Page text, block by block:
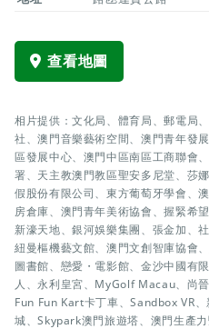
查看地圖
相片提供：文化局、體育局、郵電局
社、澳門音樂藝術空間、澳門青年發
區發展中心、澳門中區南區工商聯會
署、天主教澳門教區聖安多尼堂、莎
假股份有限公司、東方葡萄牙學會、
房倉庫、澳門青年美術協會、握緊希
新濠天地、銀河娛樂集團、張金加、
紐曼樞機藝文館、澳門文創智庫協會
圖書館、戀愛・電影館、金沙中國有
人、永利皇宮、MyGolf Macau、尚
Fun Fun Kart卡丁車、Sandbox VR
城、Skypark澳門旅遊塔、澳門生產